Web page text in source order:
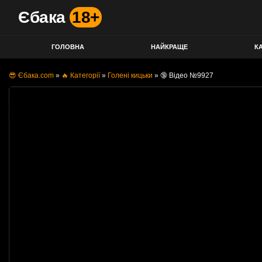
Єбака 18+
ГОЛОВНА НАЙКРАЩЕ
😎 Єбака.com » 🔥 Категорії» Голені кицьки » 🔞 Відео №9927